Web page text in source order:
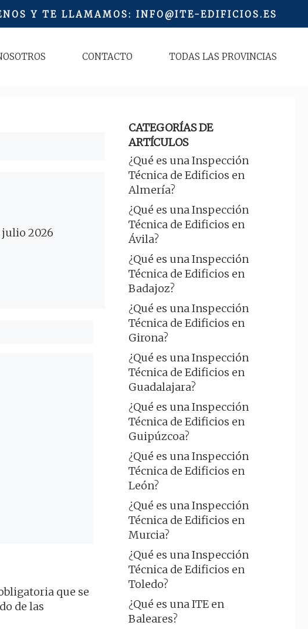
Y TE LLAMAMOS: INFO@ITE-EDIFICIOS.ES
CONTACTO TODAS LAS PROVINCIAS
2026
que se
de las
CATEGORÍAS DE
ARTÍCULOS
¿Qué es una Inspección
Técnica de Edificios en
Almería?
¿Qué es una Inspección
Técnica de Edificios en
Ávila?
¿Qué es una Inspección
Técnica de Edificios en
Badajoz?
¿Qué es una Inspección
Técnica de Edificios en
Girona?
¿Qué es una Inspección
Técnica de Edificios en
Guadalajara?
¿Qué es una Inspección
Técnica de Edificios en
Guipúzcoa?
¿Qué es una Inspección
Técnica de Edificios en
León?
¿Qué es una Inspección
Técnica de Edificios en
Murcia?
¿Qué es una Inspección
Técnica de Edificios en
Toledo?
¿Qué es una ITE en
Baleares?